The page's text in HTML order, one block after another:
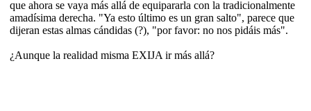
que ahora se vaya más allá de equipararla con la tradicionalmente
amadísima derecha. "Ya esto último es un gran salto", parece que
dijeran estas almas cándidas (?), "por favor: no nos pidáis más".
¿Aunque la realidad misma EXIJA ir más allá?